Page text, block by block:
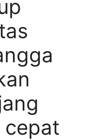
cepat